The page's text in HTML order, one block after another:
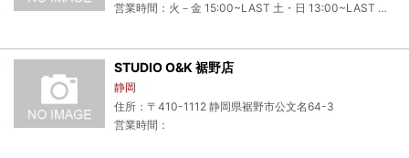
営業時間：火－金 15:00~LAST 土・日 13:00~LAST 月曜定休
STUDIO O&K 裾野店
静岡
住所：〒410-1112 静岡県裾野市公文名64-3
営業時間：